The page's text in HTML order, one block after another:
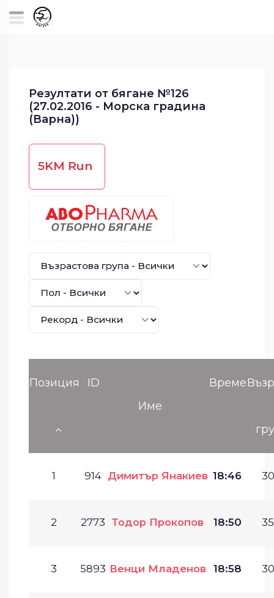
Резултати от бягане №126
(27.02.2016 - Морска градина
(Варна))
5KM Run
Позиция
ID
Име
Време
1 914 Димитър Янакиев 18:46
2 2773 Тодор Прокопов 18:50
3 5893 Венци Младенов 18:58